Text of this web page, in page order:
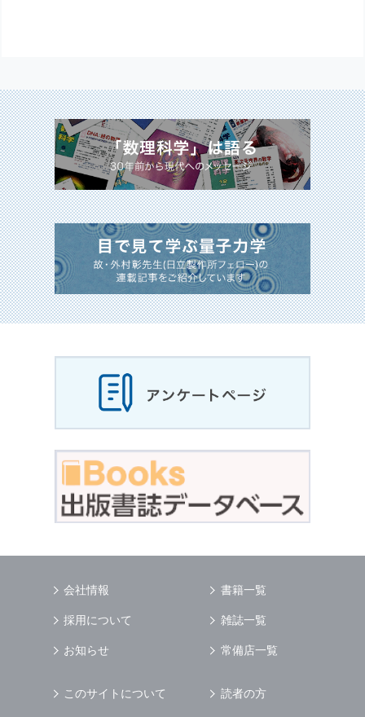
会社情報
採用について
お知らせ
書籍一覧
雑誌一覧
常備店一覧
このサイトについて 読者の方